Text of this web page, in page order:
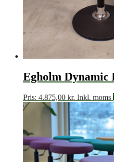
Egholm Dynamic
Pris: 4.875,00 kr. Inkl. moms